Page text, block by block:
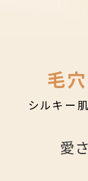
毛
シルキー
愛